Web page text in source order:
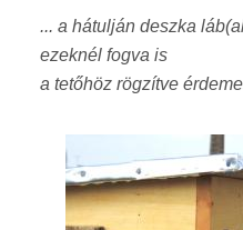
... a hátulján deszka
ezeknél fogva is
a tetőhöz rögzítve